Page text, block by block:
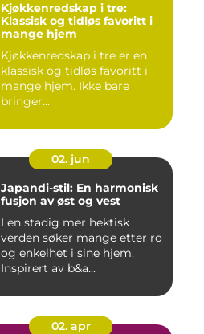
Kjøkkenredskap i tre:
Klassisk og tidløs favoritt i
mange hjem
Kjøkkenredskap i tre er en
klassisk og tidløs favoritt i
mange hjem. Ikke bare
bringer...
02. jun
Japandi-stil: En harmonisk
fusjon av øst og vest
I en stadig mer hektisk
verden søker mange etter ro
og enkelhet i sine hjem.
Inspirert av b&a...
02. apr